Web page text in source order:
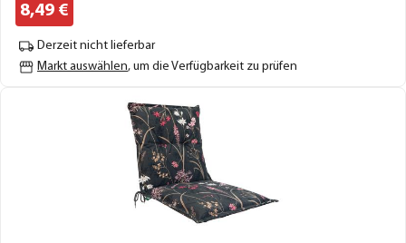
8,49 €
Derzeit nicht lieferbar
Markt auswählen, um die Verfügbarkeit zu prüfen